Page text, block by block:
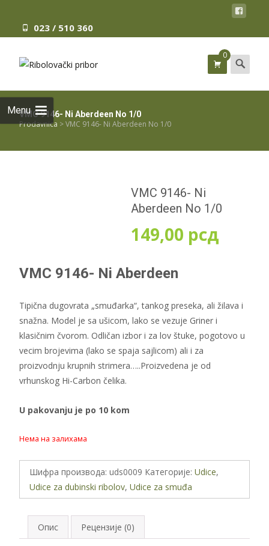
023 / 510 360
Menu
0 Search
for:
VMC 9146- Ni Aberdeen No 1/0
Prodavnica >VMC 9146- Ni Aberdeen No 1/0
VMC 9146- Ni
Aberdeen No 1/0
149,00 рсд
VMC 9146- Ni Aberdeen
Tipična dugovrata „smuđarka“, tankog preseka, ali žilava i
snažna. Model je sa ušicom, lako se vezuje Griner i
klasičnim čvorom. Odličan izbor i za lov štuke, pogotovo u
vecim brojevima (lako se spaja sajlicom) ali i za
proizvodnju krupnih strimera…..Proizvedena je od
vrhunskog Hi-Carbon čelika.
U pakovanju je po 10 kom
Нема на залихама
Шифра производа: uds0009 Категорије: Udice,
Udice za dubinski ribolov, Udice za smuđa
Опис Рецензије (0)